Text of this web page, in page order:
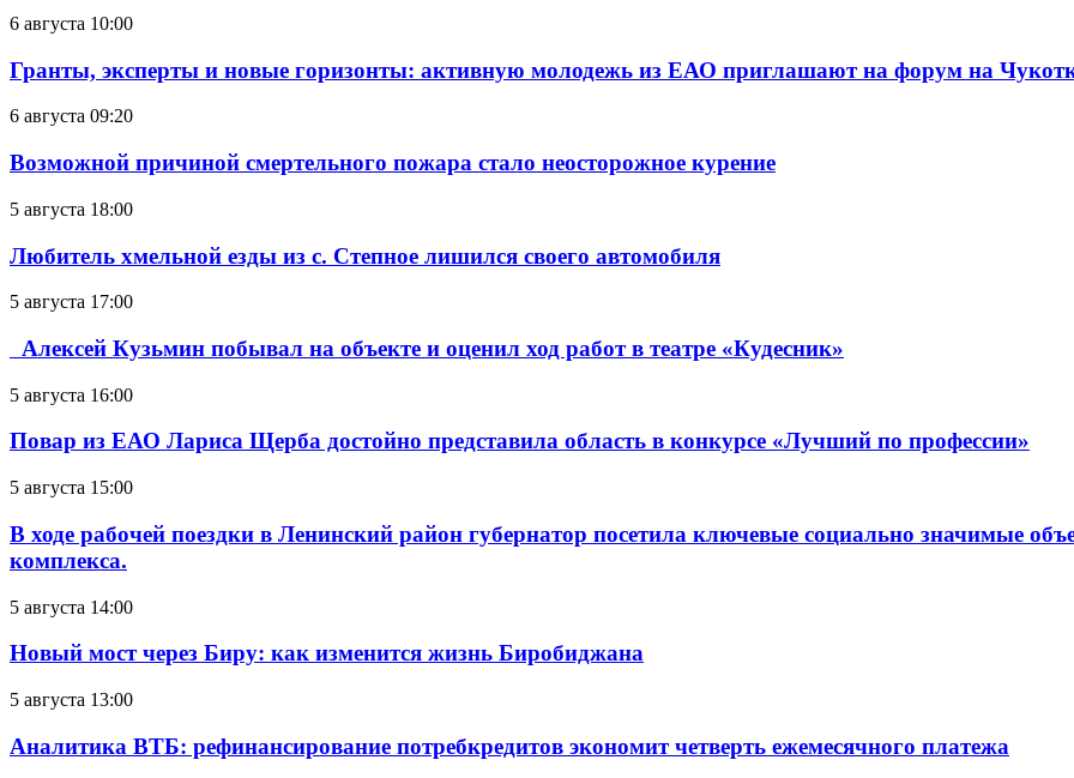
6 августа 10:00
Гранты, эксперты и новые горизонты: активную молодежь из ЕАО приглашают на форум на
6 августа 09:20
Возможной причиной смертельного пожара стало неосторожное курение
5 августа 18:00
Любитель хмельной езды из с. Степное лишился своего автомобиля
5 августа 17:00
Алексей Кузьмин побывал на объекте и оценил ход работ в театре «Кудесник»
5 августа 16:00
Повар из ЕАО Лариса Щерба достойно представила область в конкурсе «Лучший по профессии»
5 августа 15:00
В ходе рабочей поездки в Ленинский район губернатор посетила ключевые социально значимые
комплекса.
5 августа 14:00
Новый мост через Биру: как изменится жизнь Биробиджана
5 августа 13:00
Аналитика ВТБ: рефинансирование потребкредитов экономит четверть ежемесячного платежа